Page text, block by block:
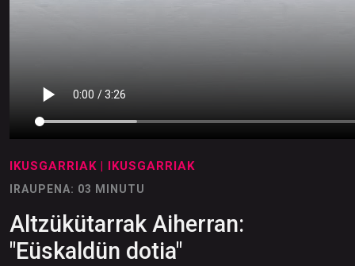
IKUSGARRIAK | IKUSGARRIAK
IRAUPENA: 03 MINUTU
Altzükütarrak Aiherran:
"Eüskaldün dotia"